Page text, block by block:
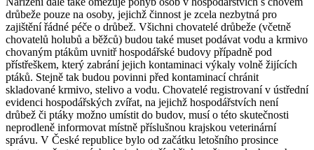
drůbeže pouze na osoby, jejichž činnost je zcela nezbytná pro
zajištění řádné péče o drůbež. Všichni chovatelé drůbeže (včetně
chovatelů holubů a běžců) budou také muset podávat vodu a krmivo
chovaným ptákům uvnitř hospodářské budovy případně pod
přístřeškem, který zabrání jejich kontaminaci výkaly volně žijících
ptáků. Stejně tak budou povinni před kontaminací chránit
skladované krmivo, stelivo a vodu. Chovatelé registrovaní v ústřední
evidenci hospodářských zvířat, na jejichž hospodářstvích není
drůbež či ptáky možno umístit do budov, musí o této skutečnosti
neprodleně informovat místně příslušnou krajskou veterinární
správu. V České republice bylo od začátku letošního prosince